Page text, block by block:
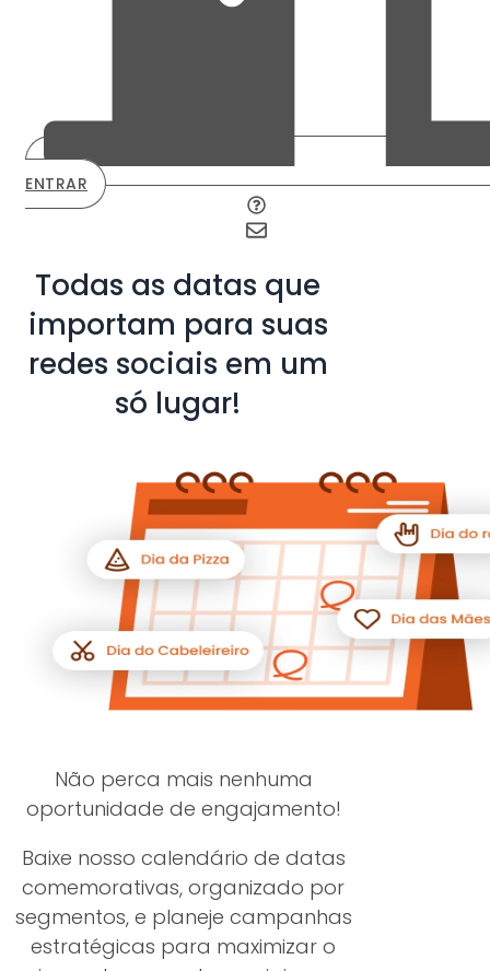
ENTRAR
Todas as datas que
importam para suas
redes sociais em um
só lugar!
Não perca mais nenhuma
oportunidade de engajamento!
Baixe nosso calendário de datas
comemorativas, organizado por
segmentos, e planeje campanhas
estratégicas para maximizar o